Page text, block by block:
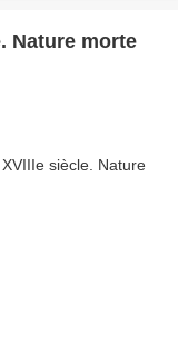
Nature morte